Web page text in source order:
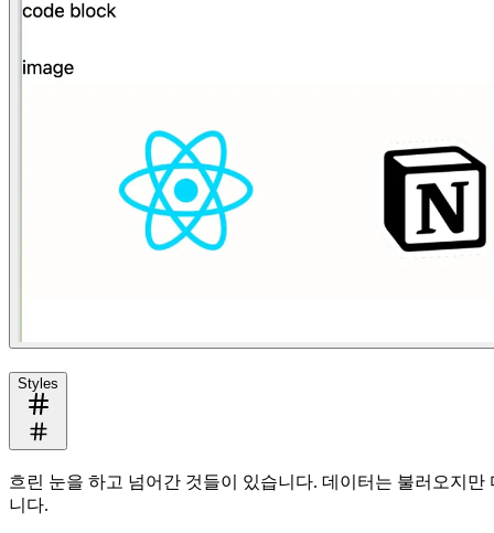
Styles
흐린 눈을 하고 넘어간 것들이 있습니다. 데이터는 불러오지
니다.